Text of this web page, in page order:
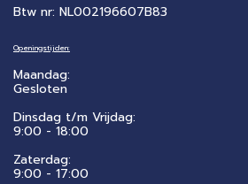
Btw nr: NL002196607B83
Openingstijden:
Maandag:
Gesloten
Dinsdag t/m Vrijdag:
9:00 - 18:00
Zaterdag:
​9:00 - 17:00